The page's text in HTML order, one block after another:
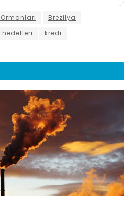
Brezilya
hedefleri
kredi